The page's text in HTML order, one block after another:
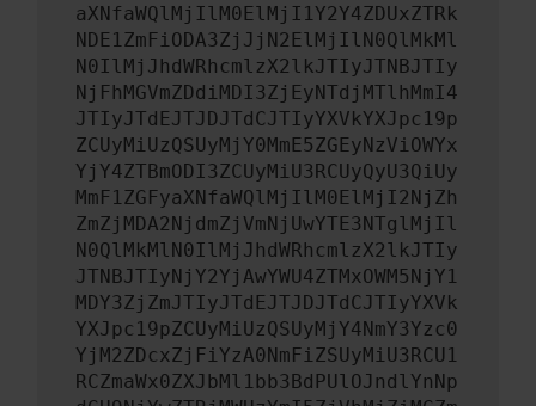
aXNfaWQlMjIlM0ElMjI1Y2Y4ZDUxZTRk
NDE1ZmFiODA3ZjJjN2ElMjIlN0QlMkMl
N0IlMjJhdWRhcmlzX2lkJTIyJTNBJTIy
NjFhMGVmZDdiMDI3ZjEyNTdjMTlhMmI4
JTIyJTdEJTJDJTdCJTIyYXVkYXJpc19p
ZCUyMiUzQSUyMjY0MmE5ZGEyNzViOWYx
YjY4ZTBmODI3ZCUyMiU3RCUyQyU3QiUy
MmF1ZGFyaXNfaWQlMjIlM0ElMjI2NjZh
ZmZjMDA2NjdmZjVmNjUwYTE3NTglMjIl
N0QlMkMlN0IlMjJhdWRhcmlzX2lkJTIy
JTNBJTIyNjY2YjAwYWU4ZTMxOWM5NjY1
MDY3ZjZmJTIyJTdEJTJDJTdCJTIyYXVk
YXJpc19pZCUyMiUzQSUyMjY4NmY3Yzc0
YjM2ZDcxZjFiYzA0NmFiZSUyMiU3RCU1
RCZmaWx0ZXJbMl1bb3BdPUlOJndlYnNp